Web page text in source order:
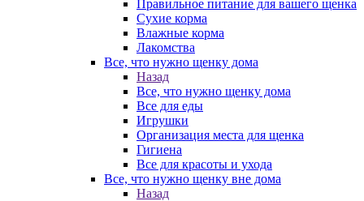
Правильное питание для вашего щенка
Сухие корма
Влажные корма
Лакомства
Все, что нужно щенку дома
Назад
Все, что нужно щенку дома
Все для еды
Игрушки
Организация места для щенка
Гигиена
Все для красоты и ухода
Все, что нужно щенку вне дома
Назад